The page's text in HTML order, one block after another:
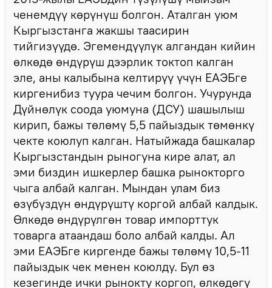
ченемдүү көрүнүш болгон. Аталган уюм
Кыргызстанга жакшы таасирин
тийгизүүдө. Эгемендүүлүк алгандан кийин
өлкөдө өндүрүш дээрлик токтоп калган
эле, аны калыбына келтирүү үчүн ЕАЭБге
киргенибиз туура чечим болгон. Учурунда
Дүйнөлүк соода уюмуна (ДСУ) шашылыш
кирип, бажы төлөмү 5,5 пайыздык төмөнкү
чекте коюлуп калган. Натыйжада башкалар
Кыргызстандын рыногуна кире алат, ал
эми биздин ишкерлер башка рынокторго
чыга албай калган. Мындан улам биз
өзүбүздүн өндүрүштү коргой албай калдык.
Өлкөдө өндүрүлгөн товар импорттук
товарга атаандаш боло албай калды. Ал
эми ЕАЭБге киргенде бажы төлөмү 10,5-11
пайыздык чек менен коюлду. Бул өз
кезегинде ички рынокту коргоп, өлкөдөгү